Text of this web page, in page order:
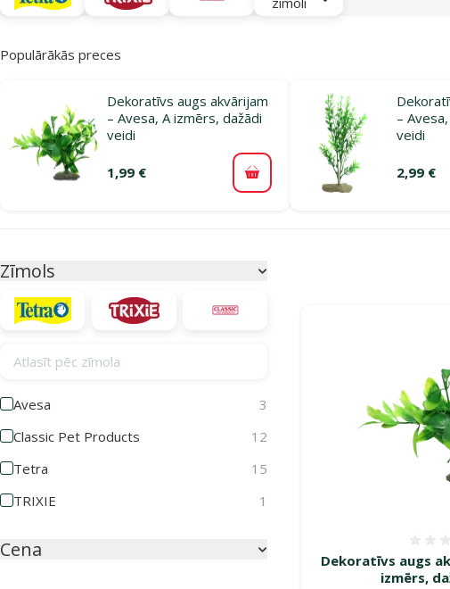
Populārākās preces
Dekoratīvs augs akvārijam
– Avesa, A izmērs, dažādi
veidi
1,99 € Pievienot grozam
–
veidi
2,99 €
Zīmols
Atlasīt pēc zīmola
Avesa
3
Classic Pet Products
12
Tetra
15
TRIXIE
1
Cena
Dekoratīvs augs
izmērs,